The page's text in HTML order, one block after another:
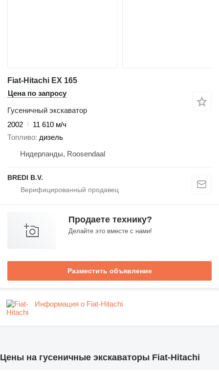
Fiat-Hitachi EX 165
Цена по запросу
Гусеничный экскаватор
2002
11 610 м/ч
Топливо дизель
Нидерланды, Roosendaal
BREDI B.V.
Продаете технику?
Делайте это вместе с нами!
Разместить объявление
Информация о Fiat-Hitachi
Цены на гусеничные экскаваторы Fiat-Hitachi